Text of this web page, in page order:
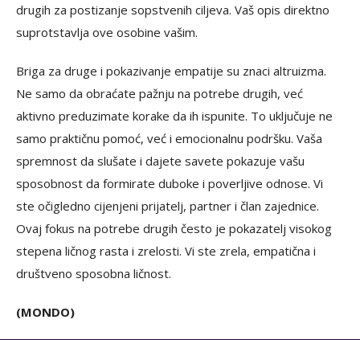
drugih za postizanje sopstvenih ciljeva. Vaš opis direktno
suprotstavlja ove osobine vašim.
Briga za druge i pokazivanje empatije su znaci altruizma.
Ne samo da obraćate pažnju na potrebe drugih, već
aktivno preduzimate korake da ih ispunite. To uključuje ne
samo praktičnu pomoć, već i emocionalnu podršku. Vaša
spremnost da slušate i dajete savete pokazuje vašu
sposobnost da formirate duboke i poverljive odnose. Vi
ste očigledno cijenjeni prijatelj, partner i član zajednice.
Ovaj fokus na potrebe drugih često je pokazatelj visokog
stepena ličnog rasta i zrelosti. Vi ste zrela, empatična i
društveno sposobna ličnost.
(MONDO)